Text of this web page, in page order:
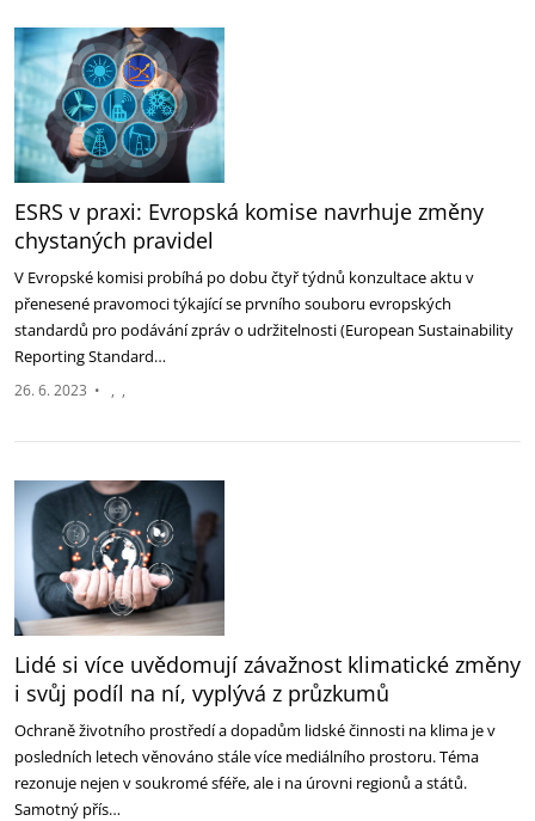
ESRS v praxi: Evropská komise navrhuje změny
chystaných pravidel
V Evropské komisi probíhá po dobu čtyř týdnů konzultace aktu v
přenesené pravomoci týkající se prvního souboru evropských
standardů pro podávání zpráv o udržitelnosti (European Sustainability
Reporting Standard…
26. 6. 2023 •
Lidé si více uvědomují závažnost klimatické změny
i svůj podíl na ní, vyplývá z průzkumů
Ochraně životního prostředí a dopadům lidské činnosti na klima je v
posledních letech věnováno stále více mediálního prostoru. Téma
rezonuje nejen v soukromé sféře, ale i na úrovni regionů a států.
Samotný přís…